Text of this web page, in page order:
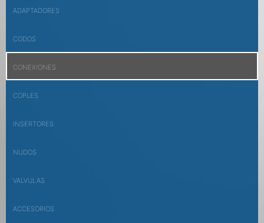
ADAPTADORES
CODOS
CONEXIONES
COPLES
INSERTORES
NUDOS
VALVULAS
ACCESORIOS